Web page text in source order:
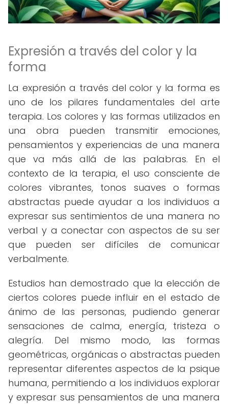
Expresión a través del color y la
forma
La expresión a través del color y la forma es
uno de los pilares fundamentales del arte
terapia. Los colores y las formas utilizados en
una obra pueden transmitir emociones,
pensamientos y experiencias de una manera
que va más allá de las palabras. En el
contexto de la terapia, el uso consciente de
colores vibrantes, tonos suaves o formas
abstractas puede ayudar a los individuos a
expresar sus sentimientos de una manera no
verbal y a conectar con aspectos de su ser
que pueden ser difíciles de comunicar
verbalmente.
Estudios han demostrado que la elección de
ciertos colores puede influir en el estado de
ánimo de las personas, pudiendo generar
sensaciones de calma, energía, tristeza o
alegría. Del mismo modo, las formas
geométricas, orgánicas o abstractas pueden
representar diferentes aspectos de la psique
humana, permitiendo a los individuos explorar
y expresar sus pensamientos de una manera